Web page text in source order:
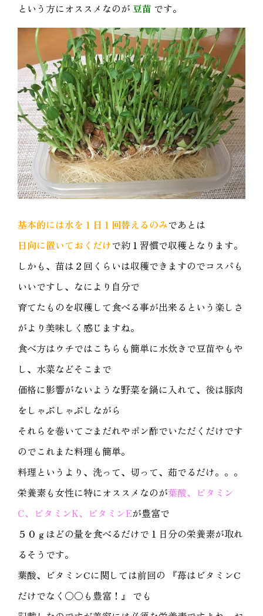
という方にオススメなのが 豆苗 です。
基本的には水を１日１回替えるのみであとは
日向に置いておくだけで約１習慣で収穫となります。
しかも、苗は２回くらいは収穫できますのでコスパも
いいですし、なにより自分で
育てたものを収穫して食べる事が出来るという楽しさ
がより美味しく感じますね。
食べ方はウチではこちらも簡単に水炊きで豆苗やもや
し、水菜などそこまで
価格に影響がないような野菜を鍋に入れて、後は豚肉
をしゃぶしゃぶしながら
それらを巻いてごまだれやポン酢でいただくだけです
のでこれまた料理も簡単。
料理というより、洗って、切って、茹でるだけ。。。
栄養素も女性に特にオススメなのが葉酸、ビタミン
C、ビタミンK、ビタミンEが豊富で
５０ｇほどの量を食べるだけで１日分の栄養素が取れ
るそうです。
葉酸、ビタミンCに関しては前回の
『苺はビタミンC
だけでなく○○も豊富！』 でも